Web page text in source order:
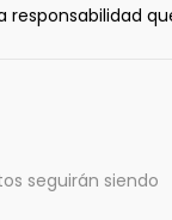
seguirán siendo